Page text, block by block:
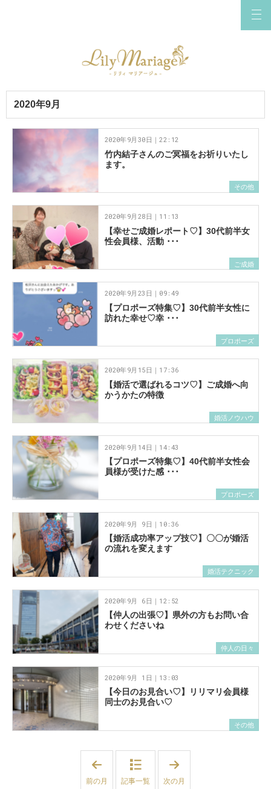
2020年9月
その他
竹内結子さんのご冥福をお祈りいたし
ます。
2020年9月30日｜22:12
ご成婚
【幸せご成婚レポート♡】30代前半女
性会員様、活動 ･･･
2020年9月28日｜11:13
プロポーズ
【プロポーズ特集♡】30代前半女性に
訪れた幸せ♡幸 ･･･
2020年9月23日｜09:49
婚活ノウハウ
【婚活で選ばれるコツ♡】ご成婚へ向
かうかたの特徴
2020年9月15日｜17:36
プロポーズ
【プロポーズ特集♡】40代前半女性会
員様が受けた感 ･･･
2020年9月14日｜14:43
婚活テクニック
【婚活成功率アップ技♡】〇〇が婚活
の流れを変えます
2020年9月 9日｜10:36
仲人の日々
【仲人の出張♡】県外の方もお問い合
わせくださいね
2020年9月 6日｜12:52
その他
【今日のお見合い♡】リリマリ会員様
同士のお見合い♡
2020年9月 1日｜13:03
前の月 記事一覧 次の月